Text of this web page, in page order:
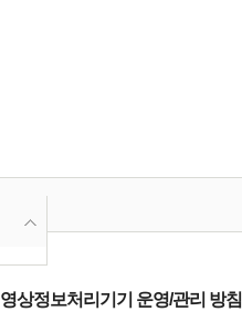
영상정보처리기기 운영/관리 방침